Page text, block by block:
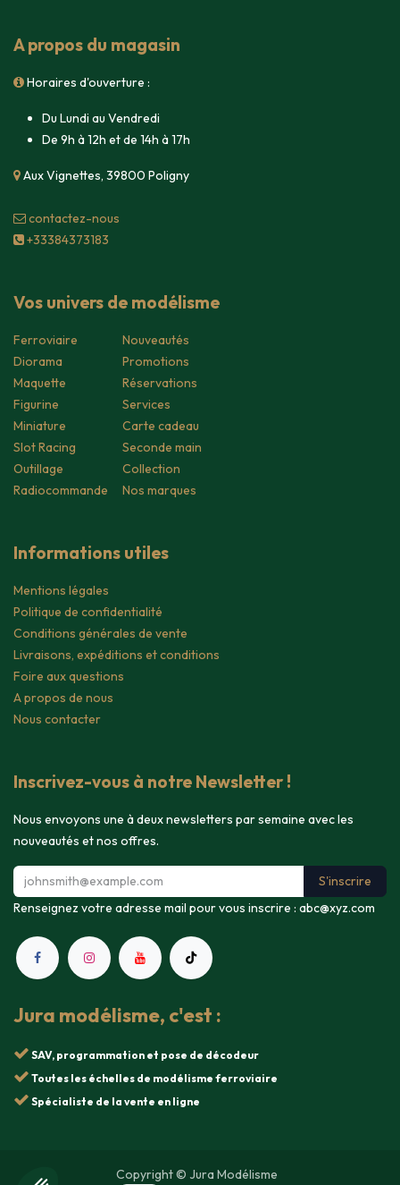
A propos du magasin
Horaires d'ouverture :
Du Lundi au Vendredi
De 9h à 12h et de 14h à 17h
Aux Vignettes, 39800 Poligny
contacte​z-nous
+33384373183
Vos univers de modélisme
Ferroviaire
Diorama
Maquette
Figurine
Miniature
Slot Racing
Outillage
Radiocommande
Nouveautés
Promotions
Réservations
Services
Carte cadeau
Seconde main
Collection
Nos marques
Informations utiles
Mentions légales
Politique de confidentialité
Conditions générales de vente
Livraisons, expéditions et conditions
Foire aux questions
A propos de nous
Nous contacter
Inscrivez-vous à notre Newsletter !
Nous envoyons une à deux newsletters par semaine avec les
nouveautés et nos offres.
S'inscrire
Renseignez votre adresse mail pour vous inscrire : abc@xyz.com
Jura modélisme, c'est :
SAV, programmation et pose de décodeur
Toutes les échelles de modélisme ferroviaire
Spécialiste de la vente en ligne
Copyright © Jura Modélisme